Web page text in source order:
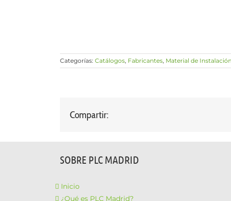
Categorías: Catálogos, Fabricantes, Material de Instalación
Compartir:
SOBRE PLC MADRID
Inicio
¿Qué es PLC Madrid?